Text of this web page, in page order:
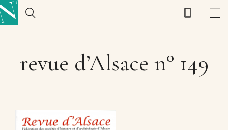
revue d’Alsace n° 149